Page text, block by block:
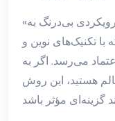
«بازسازی طبیعی مو با دکتر بهزاد مهر» رویکردی بی‌درنگ به
تکنیک‌های نوین و
می‌رسد. اگر به
هستید، این روش